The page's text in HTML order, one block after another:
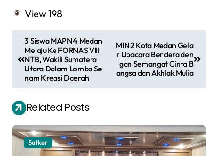
View198
a
i
g
a
s
3 Siswa MAPN 4 Medan
Melaju Ke FORNAS VIII
NTB, Wakili Sumatera
Utara Dalam Lomba Se
nam Kreasi Daerah
MIN 2 Kota Medan Gela
r Upacara Bendera den
gan Semangat Cinta B
angsa dan Akhlak Mulia
Related Posts
Satker